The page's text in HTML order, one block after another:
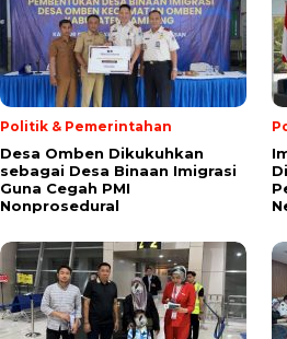
Politik & Pemerintahan
Desa Omben Dikukuhkan
sebagai Desa Binaan Imigrasi
Guna Cegah PMI
Nonprosedural